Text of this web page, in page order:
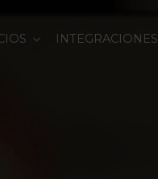
INTEGRACIONES